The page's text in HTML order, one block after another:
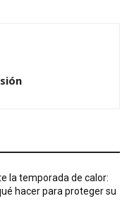
la temporada de calor:
hacer para proteger su